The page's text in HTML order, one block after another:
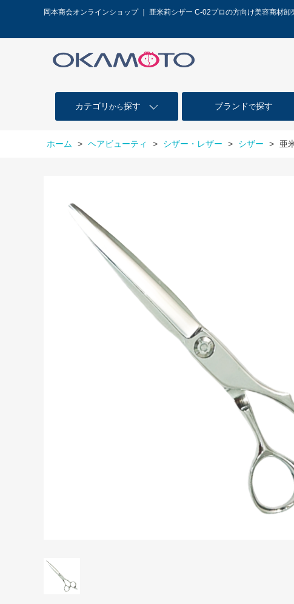
岡本商会オンラインショップ ｜ 亜米莉シザー C-02プロの方向け美容商材卸
カテゴリ から探す ブランドで探す
ホーム > ヘアビューティ > シザー・レザー > シザー > 亜